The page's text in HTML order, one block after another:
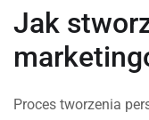
Jak
Proces tworzenia